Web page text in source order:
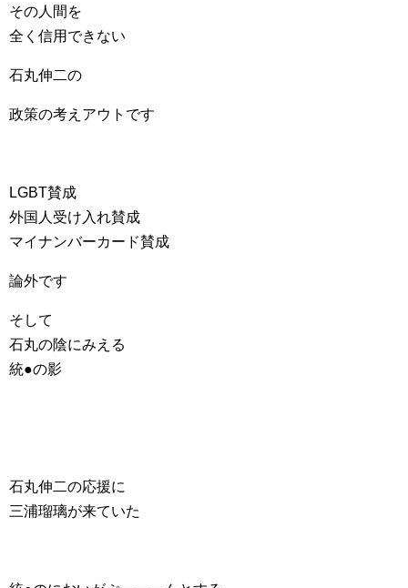
その人間を
全く信用できない
石丸伸二の
政策の考えアウトです
LGBT賛成
外国人受け入れ賛成
マイナンバーカード賛成
論外です
そして
石丸の陰にみえる
統●の影
石丸伸二の応援に
三浦瑠璃が来ていた